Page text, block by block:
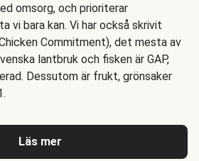
omsorg, och prioriterar
vi bara kan. Vi har också skrivit
Commitment), det mesta av
lantbruk och fisken är GAP,
Dessutom är frukt, grönsaker
Läs mer